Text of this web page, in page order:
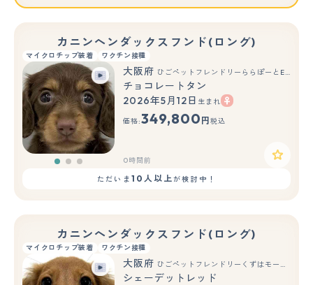
カニンヘンダックスフンド(ロング)
マイクロチップ装着 ワクチン接種
もっと見る
大阪府 ひごペットフレンドリーららぽーとEXPOCITY店
チョコレートタン
2026年5月12日 生まれ
価格:349,800 円 税込
0時間前
ただいま 10人以上が検討中！
カニンヘンダックスフンド(ロング)
マイクロチップ装着 ワクチン接種
大阪府 ひごペットフレンドリーくずはモール店
シェーデットレッド